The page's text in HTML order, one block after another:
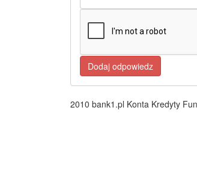
2010 bank1.pl Konta Kredyty